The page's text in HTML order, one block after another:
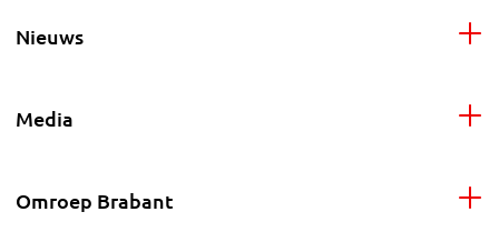
Nieuws
Media
Omroep Brabant